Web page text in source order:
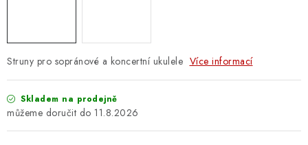
ZÁSADY ZPRACOVÁNÍ OSOBNÍCH ÚDAJŮ
Struny pro sopránové a koncertní ukulele Více informací
Skladem na prodejně
11.8.2026